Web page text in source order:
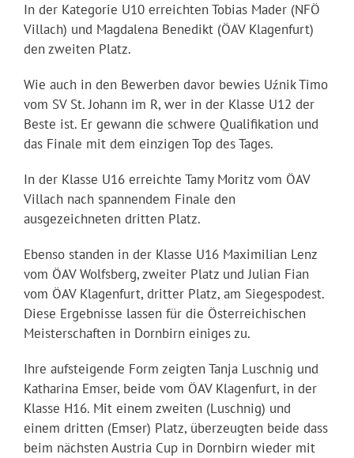
In der Kategorie U10 erreichten Tobias Mader (NFÖ
Villach) und Magdalena Benedikt (ÖAV Klagenfurt)
den zweiten Platz.
Wie auch in den Bewerben davor bewies Uźnik Timo
vom SV St. Johann im R, wer in der Klasse U12 der
Beste ist. Er gewann die schwere Qualifikation und
das Finale mit dem einzigen Top des Tages.
In der Klasse U16 erreichte Tamy Moritz vom ÖAV
Villach nach spannendem Finale den
ausgezeichneten dritten Platz.
Ebenso standen in der Klasse U16 Maximilian Lenz
vom ÖAV Wolfsberg, zweiter Platz und Julian Fian
vom ÖAV Klagenfurt, dritter Platz, am Siegespodest.
Diese Ergebnisse lassen für die Österreichischen
Meisterschaften in Dornbirn einiges zu.
Ihre aufsteigende Form zeigten Tanja Luschnig und
Katharina Emser, beide vom ÖAV Klagenfurt, in der
Klasse H16. Mit einem zweiten (Luschnig) und
einem dritten (Emser) Platz, überzeugten beide dass
beim nächsten Austria Cup in Dornbirn wieder mit